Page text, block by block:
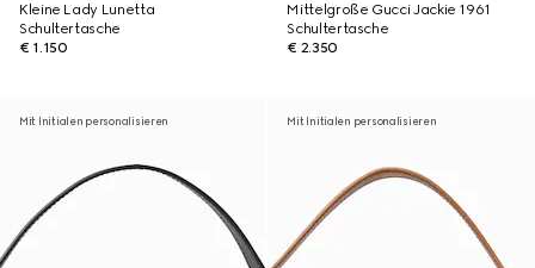
Kleine Lady Lunetta
Schultertasche
€ 1.150
Mittelgroße Gucci Jackie 1961
Schultertasche
€ 2.350
Mit Initialen personalisieren Mit Initialen personalisieren